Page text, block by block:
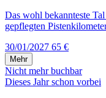
Das wohl bekannteste
gepflegten
30/01/2027 65 €
Mehr
Nicht mehr buchbar
Dieses Jahr schon vorbei